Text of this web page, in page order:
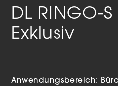
DL RINGO-
Exklusiv
Anwendungsbereich: